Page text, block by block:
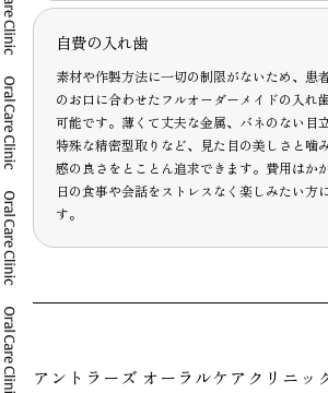
自費の入れ歯
素材や作製方法に一切の制限がないため、患
のお口に合わせたフルオーダーメイドの入れ
可能です。薄くて丈夫な金属、バネのない目
特殊な精密型取りなど、見た目の美しさと噛
感の良さをとことん追求できます。費用はか
日の食事や会話をストレスなく楽しみたい方
す。
アントラーズ オーラルケアクリニッ